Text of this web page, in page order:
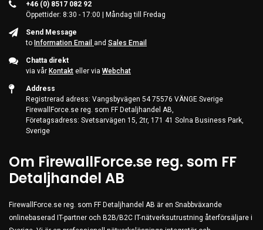
Server & Storage
PC Components
Various
PC Systems
Supplies
Accessories
Games & Leisure
Photo & Video
Household & Garden
Office Supplies
Phones & PBX
+46 (0) 8517 082 92
Öppettider: 8:30 - 17:00 | Måndag till Fredag
Send Message
to Information Email and Sales Email
Chatta direkt
via vår Kontakt eller via Webchat
Address
Registrerad adress: Vangsbyvägen 54 75576 VÄNGE Sverige
FirewallForce.se reg. som FF Detaljhandel AB,
Företagsadress: Svetsarvägen 15, 2tr, 171 41 Solna Business Park,
Sverige
Om FirewallForce.se reg. som FF
Detaljhandel AB
FirewallForce.se reg. som FF Detaljhandel AB är en Snabbväxande
onlinebaserad IT-partner och B2B/B2C IT-nätverksutrustning återförsäljare i